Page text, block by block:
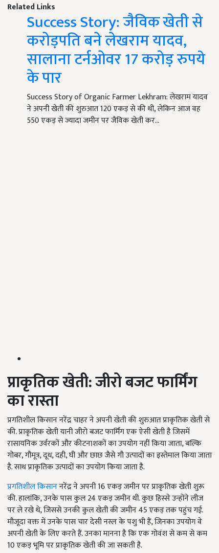
Related Links
Success Story: जैविक खेती से
करोड़पति बने लेखराम यादव,
सालाना टर्नओवर 17 करोड़ रुपये
के पार
Success Story of Organic Farmer Lekhram: लेखराम यादव
ने अपनी खेती की शुरुआत 120 एकड़ से की थी, लेकिन आज वह
550 एकड़ से ज्यादा जमीन पर जैविक खेती कर…
प्राकृतिक खेती: जीरो बजट फार्मिंग
का रास्ता
प्रगतिशील किसान नरेंद्र चाहर ने अपनी खेती की शुरुआत प्राकृतिक खेती से
की. प्राकृतिक खेती यानी जीरो बजट फार्मिंग एक ऐसी खेती है जिसमें
रासायनिक उर्वरकों और कीटनाशकों का उपयोग नहीं किया जाता, बल्कि
गोबर, गौमूत्र, दूध, दही, घी और छाछ जैसे गौ उत्पादों का इस्तेमाल किया जाता
है. साथ प्राकृतिक उत्पादों का उपयोग किया जाता है.
प्रगतिशील किसाननरेंद्र ने अपनी 16 एकड़ जमीन पर प्राकृतिक खेती शुरू
की. हालांकि, उनके पास कुल 24 एकड़ जमीन थी. कुछ हिस्से उन्होंने लीज
पर ले रखे थे, जिससे उनकी कुल खेती की जमीन 45 एकड़ तक पहुंच गई.
मौजूदा वक्त में उनके पास चार देसी नस्ल के पशु भी हैं, जिनका उपयोग वे
अपनी खेती के लिए करते हैं. उनका मानना है कि एक गोवंश से कम से कम
10 एकड़ भूमि पर प्राकृतिक खेती की जा सकती है.